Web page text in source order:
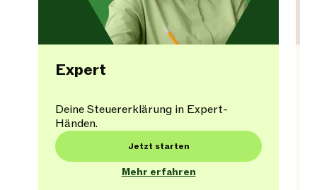
Expert
Deine Steuererklärung in Expert-
Händen.
Jetzt starten
Mehr erfahren